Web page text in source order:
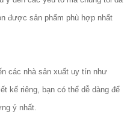
được sản phẩm phù hợp nhất
các nhà sản xuất uy tín như
kế riêng, bạn có thể dễ dàng để
ý nhất.